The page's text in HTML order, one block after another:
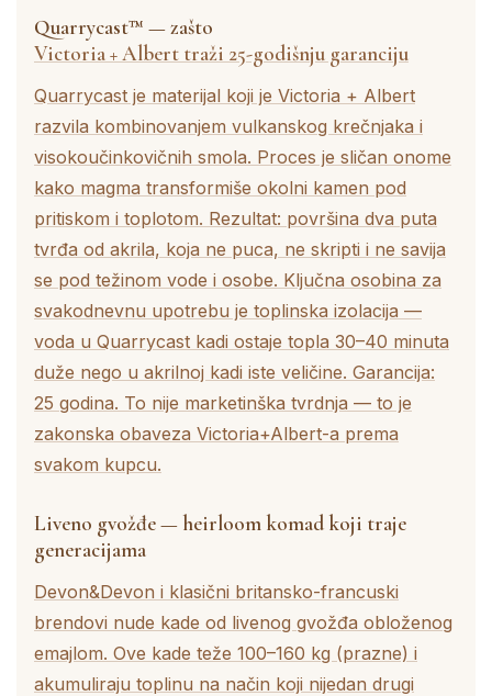
Quarrycast™ — zašto
Victoria + Albert traži 25-godišnju garanciju
Quarrycast je materijal koji je Victoria + Albert
razvila kombinovanjem vulkanskog krečnjaka i
visokoučinkovičnih smola. Proces je sličan onome
kako magma transformiše okolni kamen pod
pritiskom i toplotom. Rezultat: površina dva puta
tvrđa od akrila, koja ne puca, ne skripti i ne savija
se pod težinom vode i osobe. Ključna osobina za
svakodnevnu upotrebu je toplinska izolacija —
voda u Quarrycast kadi ostaje topla 30–40 minuta
duže nego u akrilnoj kadi iste veličine. Garancija:
25 godina. To nije marketinška tvrdnja — to je
zakonska obaveza Victoria+Albert-a prema
svakom kupcu.
Liveno gvožđe — heirloom komad koji traje
generacijama
Devon&Devon i klasični britansko-francuski
brendovi nude kade od livenog gvožđa obloženog
emajlom. Ove kade teže 100–160 kg (prazne) i
akumuliraju toplinu na način koji nijedan drugi